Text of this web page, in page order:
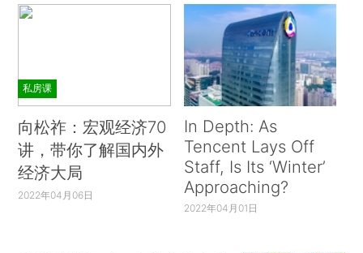
私房课
向松祚：宏观经济70
讲，带你了解国内外
经济大局
2022年04月06日
In Depth: As
Tencent Lays Off
Staff, Is Its ‘Winter’
Approaching?
2022年04月01日